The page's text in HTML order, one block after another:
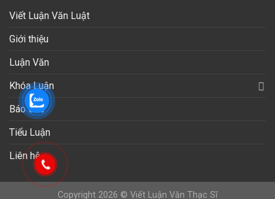
Viết Luận Văn Luật
Giới thiệu
Luận Văn
Khóa Luận
Báo Cáo
Tiểu Luận
Liên hệ
Copyright 2026 © Viết Luận Văn Thạc Sĩ